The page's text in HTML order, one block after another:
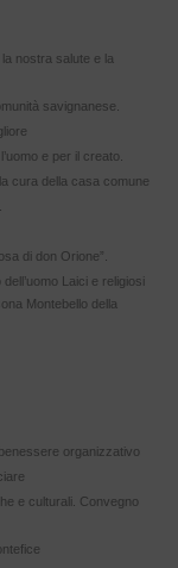
nostra salute e la
savignanese.
e per il creato.
cura della casa comune
di don Orione”.
Laici e religiosi
Montebello della
organizzativo
e culturali. Convegno